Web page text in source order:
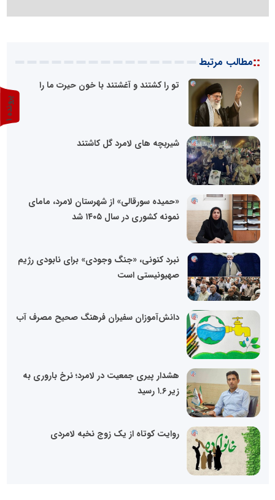
::مطالب مرتبط
تو را کشتند و آغشتند با خون حیرت ما را
شیربچه های لامرد گل کاشتند
«حمیده سورقالی» از شهرستان لامرد، مامای
نمونه کشوری در سال ۱۴۰۵ شد
نبرد کنونی، «جنگ وجودی» برای نابودی رژیم
صهیونیستی است
دانش‌آموزان سفیران فرهنگ صحیح مصرف آب
هشدار پیری جمعیت در لامرد؛ نرخ باروری به
زیر ۱.۶ رسید
روایت کوتاه از یک زوج نخبه لامردی
پ
ر
و
ن
د
ه
1